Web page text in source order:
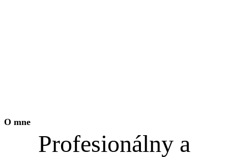
O mne
Profesionálny a